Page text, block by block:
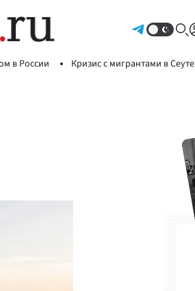
в России Кризис с мигрантами в Сеуте